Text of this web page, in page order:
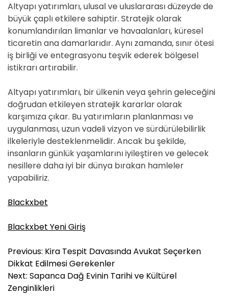
Altyapı yatırımları, ulusal ve uluslararası düzeyde de
büyük çaplı etkilere sahiptir. Stratejik olarak
konumlandırılan limanlar ve havaalanları, küresel
ticaretin ana damarlarıdır. Aynı zamanda, sınır ötesi
iş birliği ve entegrasyonu teşvik ederek bölgesel
istikrarı artırabilir.
Altyapı yatırımları, bir ülkenin veya şehrin geleceğini
doğrudan etkileyen stratejik kararlar olarak
karşımıza çıkar. Bu yatırımların planlanması ve
uygulanması, uzun vadeli vizyon ve sürdürülebilirlik
ilkeleriyle desteklenmelidir. Ancak bu şekilde,
insanların günlük yaşamlarını iyileştiren ve gelecek
nesillere daha iyi bir dünya bırakan hamleler
yapabiliriz.
Blackxbet
Blackxbet Yeni Giriş
Y
a
z
ı
Previous: Kira Tespit Davasında Avukat Seçerken
Dikkat Edilmesi Gerekenler
Next: Sapanca Dağ Evinin Tarihi ve Kültürel
Zenginlikleri